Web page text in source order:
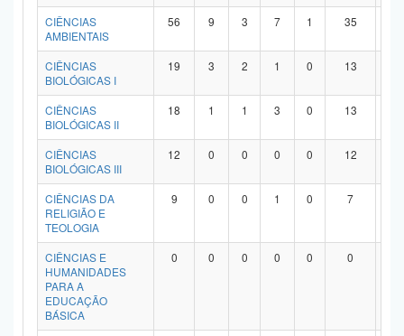
CIÊNCIAS
AMBIENTAIS
56 9 3 7 1 35
CIÊNCIAS
BIOLÓGICAS I
19 3 2 1 0 13
CIÊNCIAS
BIOLÓGICAS II
18 1 1 3 0 13
CIÊNCIAS
BIOLÓGICAS III
12 0 0 0 0 12
CIÊNCIAS DA
RELIGIÃO E
TEOLOGIA
9 0 0 1 0 7
CIÊNCIAS E
HUMANIDADES
PARA A
EDUCAÇÃO
BÁSICA
0 0 0 0 0 0